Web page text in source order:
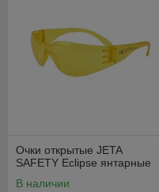
Очки открытые JETA
SAFETY Eclipse янтарные
В наличии